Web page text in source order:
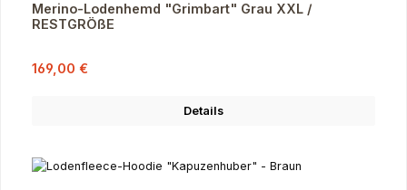
Merino-Lodenhemd "Grimbart" Grau XXL /
RESTGRÖßE
Verkaufspreis:
169,00 €
Details